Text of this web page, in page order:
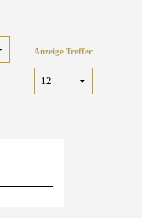
Anzeige Treffer